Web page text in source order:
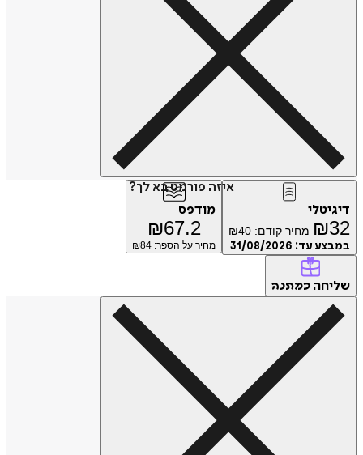
איזה פורמט בא לך?
דיגיטלי
₪32 מחיר קודם: ₪40
במבצע עד: 31/08/2026
מודפס
₪67.2
מחיר על הספר: ₪ 84
שליחה כמתנה